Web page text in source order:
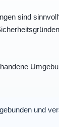
sind
und